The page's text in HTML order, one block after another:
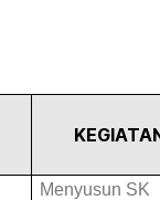
Menyusun SK